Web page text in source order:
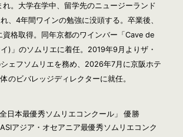
。大学在学中、留学先のニュージーランド
、4年間ワインの勉強に没頭する。卒業後、
資格取得。同年京都のワインバー「Cave de
)」のソムリエに着任。2019年9月よりザ・
ェフソムリエを務め、2026年7月に京阪ホテ
のビバレッジディレクターに就任。
日本最優秀ソムリエコンクール」 優勝
アジア・オセアニア最優秀ソムリエコンク